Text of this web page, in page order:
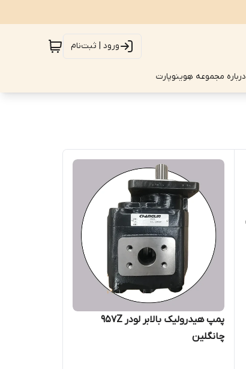
ورود | ثبت‌نام
درباره مجموعه هِوینوپارت
پمپ هیدرولیک بالابر لودر 957Z
چانگلین